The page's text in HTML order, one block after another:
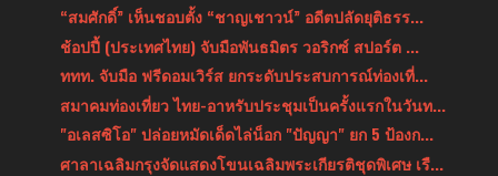
“สมศักดิ์” เห็นชอบตั้ง “ชาญเชาวน์” อดีตปลัดยุติธรร...
ช้อปปี้ (ประเทศไทย) จับมือพันธมิตร วอริกซ์ สปอร์ต ...
ททท. จับมือ ฟรีดอมเวิร์ส ยกระดับประสบการณ์ท่องเที่...
สมาคมท่องเที่ยว ไทย-อาหรับประชุมเป็นครั้งแรกในวันท...
"อเลสซิโอ" ปล่อยหมัดเด็ดไล่น็อก "ปัญญา" ยก 5 ป้องก...
ศาลาเฉลิมกรุงจัดแสดงโขนเฉลิมพระเกียรติชุดพิเศษ เรื...